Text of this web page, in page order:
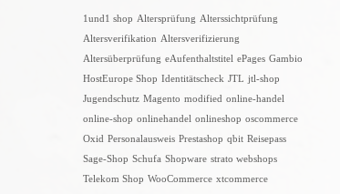
1und1 shop Altersprüfung Alterssichtprüfung
Altersverifikation Altersverifizierung
Altersüberprüfung eAufenthaltstitel ePages Gambio
HostEurope Shop Identitätscheck JTL jtl-shop
Jugendschutz Magento modified online-handel
online-shop onlinehandel onlineshop oscommerce
Oxid Personalausweis Prestashop qbit Reisepass
Sage-Shop Schufa Shopware strato webshops
Telekom Shop WooCommerce xtcommerce